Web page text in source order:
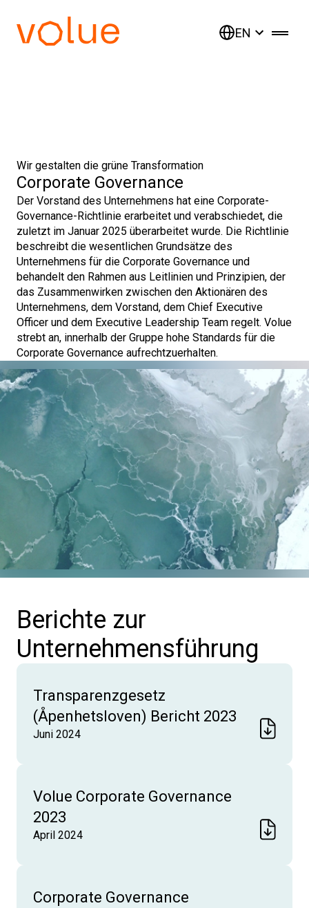
EN
Wir gestalten die grüne Transformation
Corporate Governance
Der Vorstand des Unternehmens hat eine Corporate-
Governance-Richtlinie erarbeitet und verabschiedet, die
zuletzt im Januar 2025 überarbeitet wurde. Die Richtlinie
beschreibt die wesentlichen Grundsätze des
Unternehmens für die Corporate Governance und
behandelt den Rahmen aus Leitlinien und Prinzipien, der
das Zusammenwirken zwischen den Aktionären des
Unternehmens, dem Vorstand, dem Chief Executive
Officer und dem Executive Leadership Team regelt. Volue
strebt an, innerhalb der Gruppe hohe Standards für die
Corporate Governance aufrechtzuerhalten.
Berichte zur
Unternehmensführung
Transparenzgesetz
(Åpenhetsloven) Bericht 2023
Juni 2024
Volue Corporate Governance
2023
April 2024
Corporate Governance